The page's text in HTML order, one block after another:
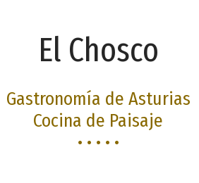
El Chosco
Gastronomía de Asturias
Cocina de Paisaje
• • • • •